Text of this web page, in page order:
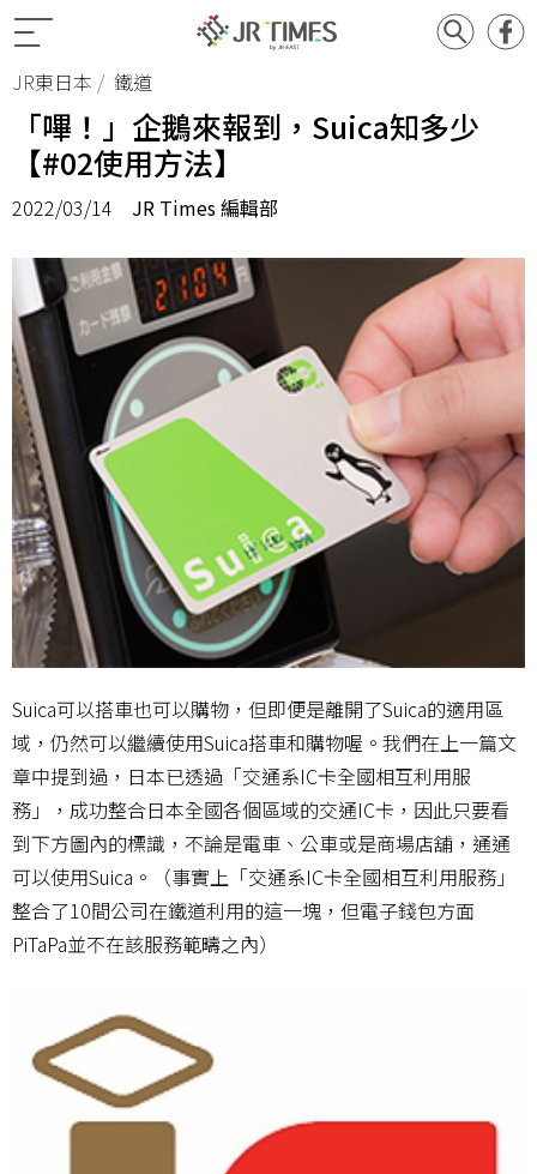
JR東日本 鐵道
「嗶！」企鵝來報到，Suica知多少
【#02使用方法】
2022/03/14 JR Times 編輯部
Suica可以搭車也可以購物，但即便是離開了Suica的適用區
域，仍然可以繼續使用Suica搭車和購物喔。我們在上一篇文
章中提到過，日本已透過「交通系IC卡全國相互利用服
務」，成功整合日本全國各個區域的交通IC卡，因此只要看
到下方圖內的標識，不論是電車、公車或是商場店舖，通通
可以使用Suica。（事實上「交通系IC卡全國相互利用服務」
整合了10間公司在鐵道利用的這一塊，但電子錢包方面
PiTaPa並不在該服務範疇之內）